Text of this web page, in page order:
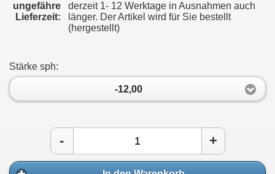
ungefähre
Lieferzeit:
derzeit 1- 12 Werktage in Ausnahmen auch
länger. Der Artikel wird für Sie bestellt
(hergestellt)
Stärke sph:
-12,00
- +